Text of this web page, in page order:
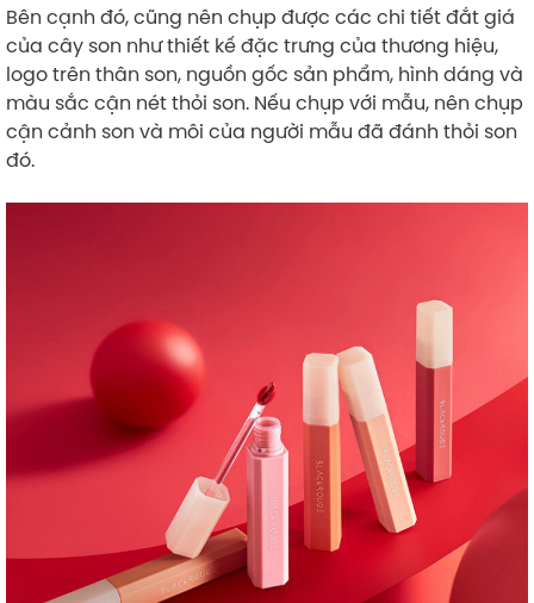
Bên cạnh đó, cũng nên chụp được các chi tiết đắt giá
của cây son như thiết kế đặc trưng của thương hiệu,
logo trên thân son, nguồn gốc sản phẩm, hình dáng và
màu sắc cận nét thỏi son. Nếu chụp với mẫu, nên chụp
cận cảnh son và môi của người mẫu đã đánh thỏi son
đó.